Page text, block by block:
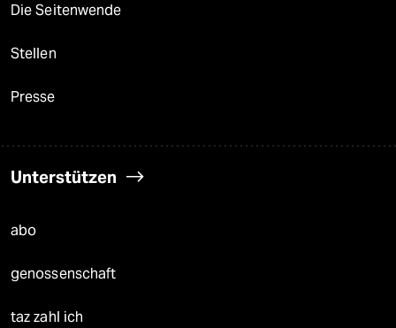
Die Seitenwende
Stellen
Presse
Unterstützen
abo
genossenschaft
taz zahl ich